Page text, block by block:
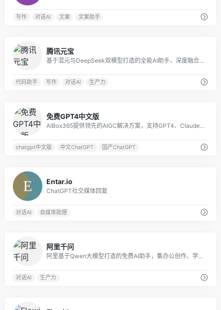
写作 对话AI 文案 文案助手
腾讯元宝
基于混元与DeepSeek双模型打造的全能AI助手，深度融合微信生态，提供搜索、文档解析、创作等多模态服务，覆盖工作学习生活全场景。
代码助手 写作 对话AI 生产力
免费GPT4中文版
AIBox365提供领先的AIGC解决方案，支持GPT4、Claude3、Gemini1.5、Midjourney等国内外大模型。
chatgpt中文版 中文ChatGPT 国产ChatGPT
Entar.io
ChatGPT社交媒体回复
对话AI 自媒体助理
阿里千问
阿里基于Qwen大模型打造的免费AI助手，集办公创作、学习辅导、生活服务于一体，会聊天更能办事，是覆盖全场景的智能生产力工具
对话AI 生产力